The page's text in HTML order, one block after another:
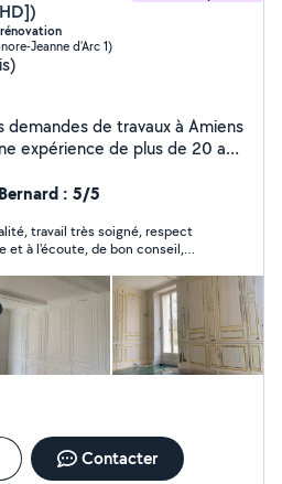
Jeanne d'Arc 1)
demandes de travaux à Amiens
expérience de plus de 20 ans
Rénovation
autres bâtiments), salle de
(placo), Dallage; pose de
peinture , maçonnerie,
tous travaux d'intérieur.
: 5/5
travail très soigné, respect
et à l'écoute, de bon conseil,
Contacter